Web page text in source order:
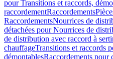
pour Transitions et raccords,
raccordementRaccordements
RaccordementsNourrices de
détachées pour Nourrices de
de distribution avec raccord à
chauffageTransitions et raccords
démontablesRaccordements pour